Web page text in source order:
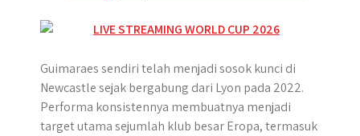
Guimaraes sendiri telah menjadi sosok kunci di
Newcastle sejak bergabung dari Lyon pada 2022.
Performa konsistennya membuatnya menjadi
target utama sejumlah klub besar Eropa, termasuk